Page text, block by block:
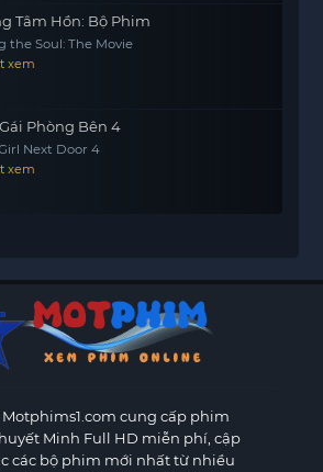
Tâm Hồn: Bộ Phim
the Soul: The Movie
xem
Phòng Bên 4
Next Door 4
xem
cung cấp phim
Minh Full HD miễn phí, cập
các bộ phim mới nhất từ nhiều